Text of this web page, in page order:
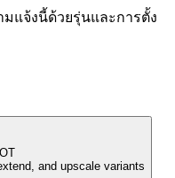
แจ้งนี้ด้วยรุ่นและการตั้ง
and upscale variants